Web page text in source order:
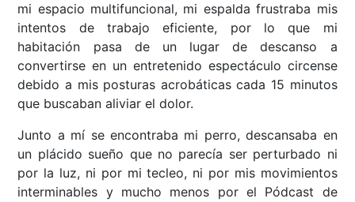
mi espacio multifuncional, mi espalda frustraba mis
intentos de trabajo eficiente, por lo que mi
habitación pasa de un lugar de descanso a
convertirse en un entretenido espectáculo circense
debido a mis posturas acrobáticas cada 15 minutos
que buscaban aliviar el dolor.
Junto a mí se encontraba mi perro, descansaba en
un plácido sueño que no parecía ser perturbado ni
por la luz, ni por mi tecleo, ni por mis movimientos
interminables y mucho menos por el Pódcast de